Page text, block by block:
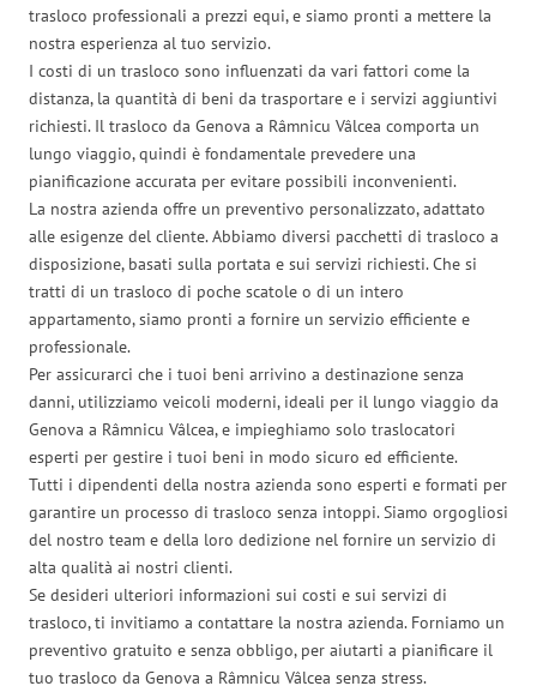
trasloco professionali a prezzi equi, e siamo pronti a mettere la
nostra esperienza al tuo servizio.
I costi di un trasloco sono influenzati da vari fattori come la
distanza, la quantità di beni da trasportare e i servizi aggiuntivi
richiesti. Il trasloco da Genova a Râmnicu Vâlcea comporta un
lungo viaggio, quindi è fondamentale prevedere una
pianificazione accurata per evitare possibili inconvenienti.
La nostra azienda offre un preventivo personalizzato, adattato
alle esigenze del cliente. Abbiamo diversi pacchetti di trasloco a
disposizione, basati sulla portata e sui servizi richiesti. Che si
tratti di un trasloco di poche scatole o di un intero
appartamento, siamo pronti a fornire un servizio efficiente e
professionale.
Per assicurarci che i tuoi beni arrivino a destinazione senza
danni, utilizziamo veicoli moderni, ideali per il lungo viaggio da
Genova a Râmnicu Vâlcea, e impieghiamo solo traslocatori
esperti per gestire i tuoi beni in modo sicuro ed efficiente.
Tutti i dipendenti della nostra azienda sono esperti e formati per
garantire un processo di trasloco senza intoppi. Siamo orgogliosi
del nostro team e della loro dedizione nel fornire un servizio di
alta qualità ai nostri clienti.
Se desideri ulteriori informazioni sui costi e sui servizi di
trasloco, ti invitiamo a contattare la nostra azienda. Forniamo un
preventivo gratuito e senza obbligo, per aiutarti a pianificare il
tuo trasloco da Genova a Râmnicu Vâlcea senza stress.